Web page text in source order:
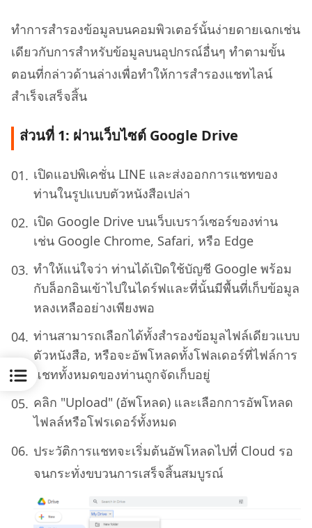
ทำการสำรองข้อมูลบนคอมพิวเตอร์นั้นง่ายดายเฉกเช่น
เดียวกับการสำหรับข้อมูลบนอุปกรณ์อื่นๆ ทำตามขั้น
ตอนที่กล่าวด้านล่างเพื่อทำให้การสํารองแชทไลน์
สำเร็จเสร็จสิ้น
ส่วนที่ 1: ผ่านเว็บไซต์ Google Drive
เปิดแอปพิเคชั่น LINE และส่งออกการแชทของ
ท่านในรูปแบบตัวหนังสือเปล่า
เปิด Google Drive บนเว็บเบราว์เซอร์ของท่าน
เช่น Google Chrome, Safari, หรือ Edge
ทำให้แน่ใจว่า ท่านได้เปิดใช้บัญชี Google พร้อม
กับล็อกอินเข้าไปในไดร์ฟและที่นั้นมีพื้นที่เก็บข้อมูล
หลงเหลืออย่างเพียงพอ
ท่านสามารถเลือกได้ทั้งสำรองข้อมูลไฟล์เดียวแบบ
ตัวหนังสือ, หรือจะอัพโหลดทั้งโฟลเดอร์ที่ไฟล์การ
แชททั้งหมดของท่านถูกจัดเก็บอยู่
คลิก "Upload" (อัพโหลด) และเลือกการอัพโหลด
ไฟลล์หรือโฟรเดอร์ทั้งหมด
ประวัติการแชทจะเริ่มต้นอัพโหลดไปที่ Cloud รอ
จนกระทั่งขบวนการเสร็จสิ้นสมบูรณ์